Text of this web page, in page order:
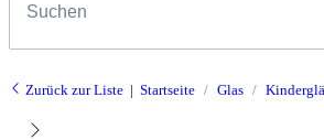
Zurück zur Liste Startseite Glas